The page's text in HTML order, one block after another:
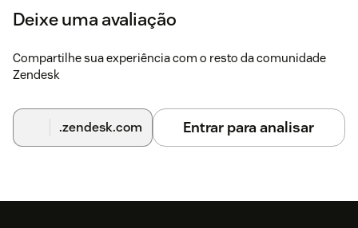
Deixe uma avaliação
Compartilhe sua experiência com o resto da comunidade
Zendesk
.zendesk.com Entrar para analisar